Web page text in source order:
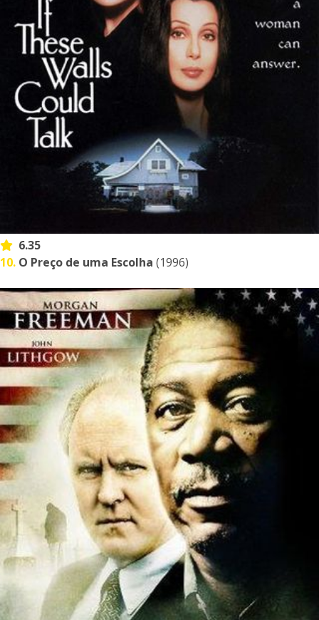
6.35
10. O Preço de uma Escolha (1996)